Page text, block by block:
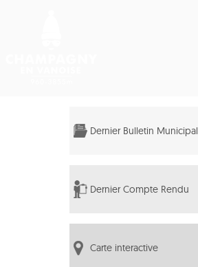
Dernier Bulletin Municipal
Dernier Compte Rendu
Carte interactive